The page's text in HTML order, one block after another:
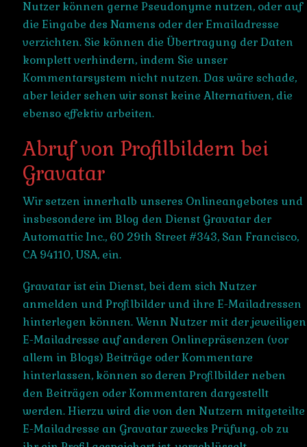
Nutzer können gerne Pseudonyme nutzen, oder auf
die Eingabe des Namens oder der Emailadresse
verzichten. Sie können die Übertragung der Daten
komplett verhindern, indem Sie unser
Kommentarsystem nicht nutzen. Das wäre schade,
aber leider sehen wir sonst keine Alternativen, die
ebenso effektiv arbeiten.
Abruf von Profilbildern bei
Gravatar
Wir setzen innerhalb unseres Onlineangebotes und
insbesondere im Blog den Dienst Gravatar der
Automattic Inc., 60 29th Street #343, San Francisco,
CA 94110, USA, ein.
Gravatar ist ein Dienst, bei dem sich Nutzer
anmelden und Profilbilder und ihre E-Mailadressen
hinterlegen können. Wenn Nutzer mit der jeweiligen
E-Mailadresse auf anderen Onlinepräsenzen (vor
allem in Blogs) Beiträge oder Kommentare
hinterlassen, können so deren Profilbilder neben
den Beiträgen oder Kommentaren dargestellt
werden. Hierzu wird die von den Nutzern mitgeteilte
E-Mailadresse an Gravatar zwecks Prüfung, ob zu